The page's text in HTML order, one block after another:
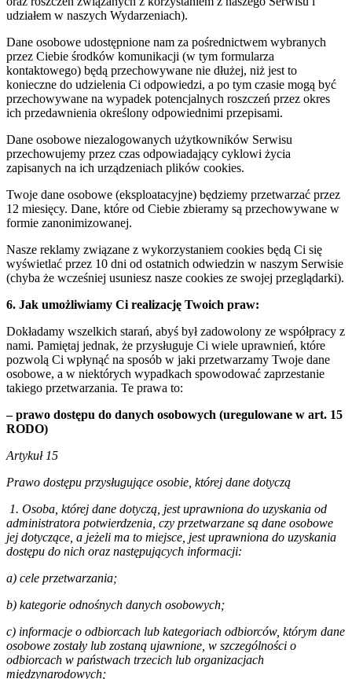
udziałem w naszych Wydarzeniach).
Dane osobowe udostępnione nam za pośrednictwem wybranych
przez Ciebie środków komunikacji (w tym formularza
kontaktowego) będą przechowywane nie dłużej, niż jest to
konieczne do udzielenia Ci odpowiedzi, a po tym czasie mogą być
przechowywane na wypadek potencjalnych roszczeń przez okres
ich przedawnienia określony odpowiednimi przepisami.
Dane osobowe niezalogowanych użytkowników Serwisu
przechowujemy przez czas odpowiadający cyklowi życia
zapisanych na ich urządzeniach plików cookies.
Twoje dane osobowe (eksploatacyjne) będziemy przetwarzać przez
12 miesięcy. Dane, które od Ciebie zbieramy są przechowywane w
formie zanonimizowanej.
Nasze reklamy związane z wykorzystaniem cookies będą Ci się
wyświetlać przez 10 dni od ostatnich odwiedzin w naszym Serwisie
(chyba że wcześniej usuniesz nasze cookies ze swojej przeglądarki).
6. Jak umożliwiamy Ci realizację Twoich praw:
Dokładamy wszelkich starań, abyś był zadowolony ze współpracy z
nami. Pamiętaj jednak, że przysługuje Ci wiele uprawnień, które
pozwolą Ci wpłynąć na sposób w jaki przetwarzamy Twoje dane
osobowe, a w niektórych wypadkach spowodować zaprzestanie
takiego przetwarzania. Te prawa to:
– prawo dostępu do danych osobowych (uregulowane w art. 15
RODO)
Artykuł 15
Prawo dostępu przysługujące osobie, której dane dotyczą
1. Osoba, której dane dotyczą, jest uprawniona do uzyskania od
administratora potwierdzenia, czy przetwarzane są dane osobowe
jej dotyczące, a jeżeli ma to miejsce, jest uprawniona do uzyskania
dostępu do nich oraz następujących informacji:
a) cele przetwarzania;
b) kategorie odnośnych danych osobowych;
c) informacje o odbiorcach lub kategoriach odbiorców, którym dane
osobowe zostały lub zostaną ujawnione, w szczególności o
odbiorcach w państwach trzecich lub organizacjach
międzynarodowych;